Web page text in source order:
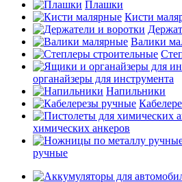
Плашки
Кисти
Валики
органайзеры для инструмента
Напильники
химических анкеров
ручные